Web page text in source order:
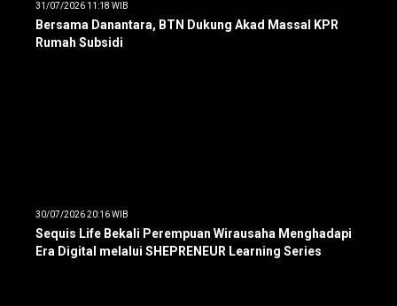
31/07/2026 11:18 WIB
Bersama Danantara, BTN Dukung Akad Massal KPR
Rumah Subsidi
30/07/2026 20:16 WIB
Sequis Life Bekali Perempuan Wirausaha Menghadapi
Era Digital melalui SHEPRENEUR Learning Series